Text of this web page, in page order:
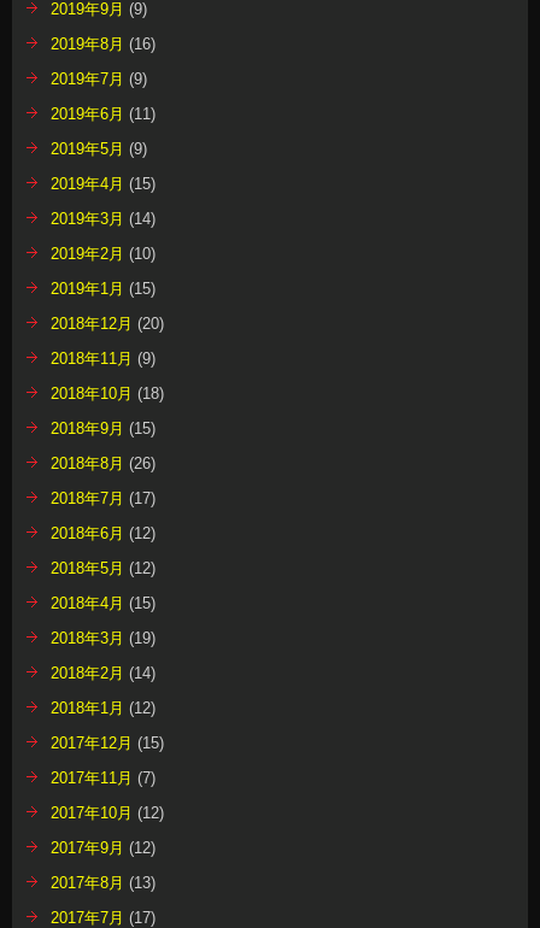
2019年9月 (9)
2019年8月 (16)
2019年7月 (9)
2019年6月 (11)
2019年5月 (9)
2019年4月 (15)
2019年3月 (14)
2019年2月 (10)
2019年1月 (15)
2018年12月 (20)
2018年11月 (9)
2018年10月 (18)
2018年9月 (15)
2018年8月 (26)
2018年7月 (17)
2018年6月 (12)
2018年5月 (12)
2018年4月 (15)
2018年3月 (19)
2018年2月 (14)
2018年1月 (12)
2017年12月 (15)
2017年11月 (7)
2017年10月 (12)
2017年9月 (12)
2017年8月 (13)
2017年7月 (17)